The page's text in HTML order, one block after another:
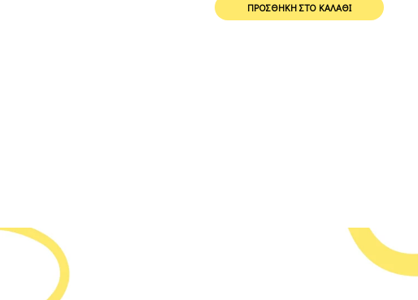
ΠΡΟΣΘΉΚΗ ΣΤΟ ΚΑΛΆΘΙ